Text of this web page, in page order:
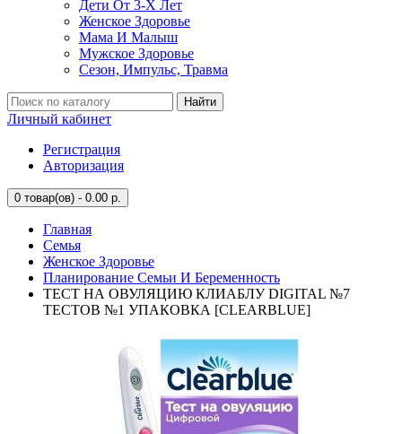
Дети От 3-Х Лет
Женское Здоровье
Мама И Малыш
Мужское Здоровье
Сезон, Импульс, Травма
Найти
Личный кабинет
Регистрация
Авторизация
0 товар(ов) - 0.00 р.
Главная
Семья
Женское Здоровье
Планирование Семьи И Беременность
ТЕСТ НА ОВУЛЯЦИЮ КЛИАБЛУ DIGITAL №7
ТЕСТОВ №1 УПАКОВКА [CLEARBLUE]